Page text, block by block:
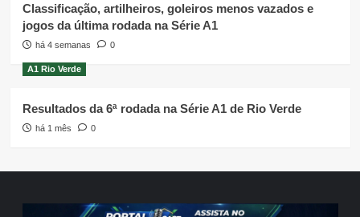
Classificação, artilheiros, goleiros menos vazados e
jogos da última rodada na Série A1
há 4 semanas 0
A1 Rio Verde
Resultados da 6ª rodada na Série A1 de Rio Verde
há 1 mês 0